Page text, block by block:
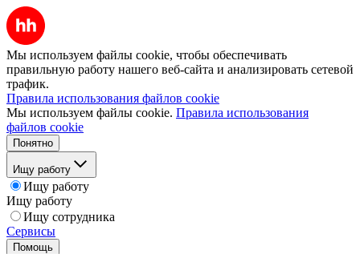
Мы используем файлы cookie, чтобы обеспечивать
правильную работу нашего веб-сайта и анализировать сетевой
трафик.
Правила использования файлов cookie
Мы используем файлы cookie. Правила использования
файлов cookie
Понятно
Ищу работу
Ищу работу
Ищу работу
Ищу сотрудника
Сервисы
Помощь